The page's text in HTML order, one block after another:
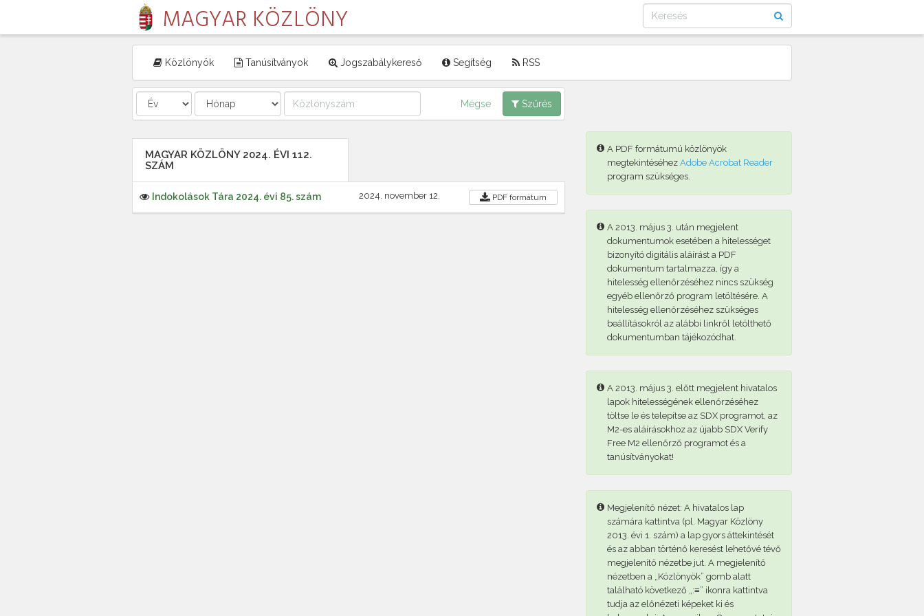
MAGYAR KÖZLÖNY
Közlönyök Tanúsítványok Jogszabálykereső Segítség RSS
Mégse Szűrés
MAGYAR KÖZLÖNY 2024. ÉVI 112.
SZÁM
Indokolások Tára 2024. évi 85. szám 2024. november 12. PDF formátum
A PDF formátumú közlönyök
megtekintéséhez Adobe Acrobat Reader
program szükséges.
A 2013. május 3. után megjelent
dokumentumok esetében a hitelességet
bizonyító digitális aláírást a PDF
dokumentum tartalmazza, így a
hitelesség ellenőrzéséhez nincs szükség
egyéb ellenőrző program letöltésére. A
hitelesség ellenőrzéséhez szükséges
beállításokról az alábbi linkről letölthető
dokumentumban tájékozódhat.
A 2013. május 3. előtt megjelent hivatalos
lapok hitelességének ellenőrzéséhez
töltse le és telepítse az SDX programot, az
M2-es aláírásokhoz az újabb SDX Verify
Free M2 ellenőrző programot és a
tanúsítványokat!
Megjelenítő nézet: A hivatalos lap
számára kattintva (pl. Magyar Közlöny
2013. évi 1. szám) a lap gyors áttekintését
és az abban történő keresést lehetővé tévő
megjelenítő nézetbe jut. A megjelenítő
nézetben a „Közlönyök” gomb alatt
található következő „:≡” ikonra kattintva
tudja az előnézeti képeket ki és